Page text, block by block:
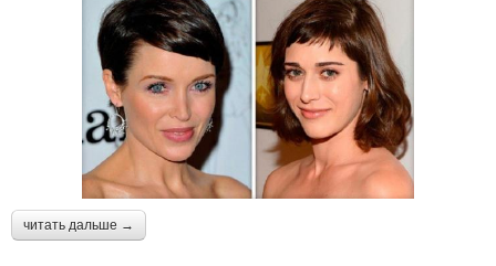
читать дальше →